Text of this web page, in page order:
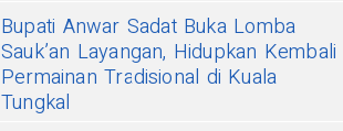
Bupati Anwar Sadat Buka Lomba
Sauk’an Layangan, Hidupkan Kembali
Permainan Tradisional di Kuala
Tungkal